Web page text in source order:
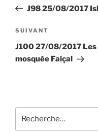
l’article
précédent
J98 25/08/2017
Article
suivant
SUIVANT
J100 27/08/2017 Les
mosquée Faiçal
pour